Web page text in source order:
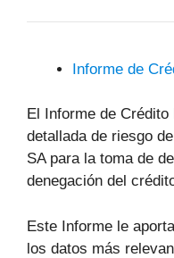
Informe de
El Informe de
detallada de riesgo
SA para la toma de
denegación del
Este Informe le
los datos más